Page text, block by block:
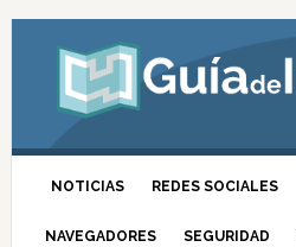
NOTICIAS REDES SOCIALES
NAVEGADORES SEGURIDAD